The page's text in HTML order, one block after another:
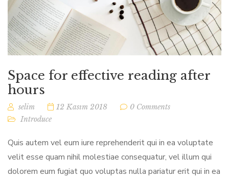
Space for effective reading after
hours
selim 12 Kasım 2018
0 Comments
Introduce
Quis autem vel eum iure reprehenderit qui in ea voluptate
velit esse quam nihil molestiae consequatur, vel illum qui
dolorem eum fugiat quo voluptas nulla pariatur erit qui in ea